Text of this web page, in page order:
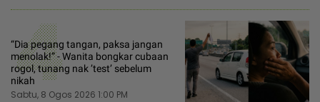
4
“Dia pegang tangan, paksa jangan
menolak!” - Wanita bongkar cubaan
rogol, tunang nak ’test’ sebelum
nikah
Sabtu, 8 Ogos 2026 1:00 PM